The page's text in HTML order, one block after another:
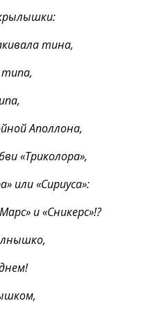
тина,
Аполлона,
«Триколора»,
или «Сириуса»:
и «Сникерс»!?